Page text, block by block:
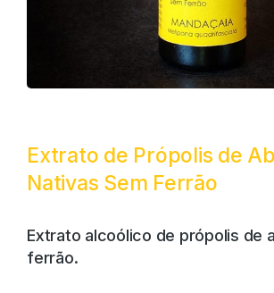
Extrato de Própolis de
Nativas Sem Ferrão
Extrato alcoólico de própolis de
ferrão.